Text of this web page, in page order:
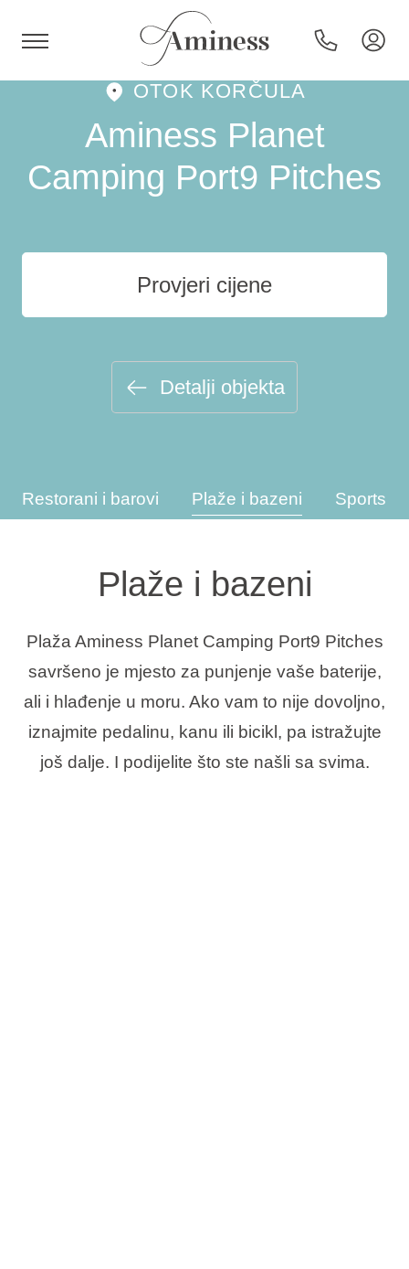
Destinacije
Ami Loyalty program
OTOK KORČULA
Aminess Planet
Camping Port9 Pitches
Provjeri cijene
Detalji objekta
Restorani i barovi Plaže i bazeni
Plaže i bazeni
Plaža Aminess Planet Camping Port9 Pitches
savršeno je mjesto za punjenje vaše baterije,
ali i hlađenje u moru. Ako vam to nije dovoljno,
iznajmite pedalinu, kanu ili bicikl, pa istražujte
još dalje. I podijelite što ste našli sa svima.